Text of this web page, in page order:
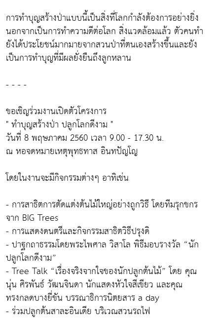
การทำบุญสร้างป่าแบบนี้เป็นสิ่งที่โลกกำลังต้องการอย่างยิ่ง
นอกจากเป็นการทำความดีต่อโลก สิ่งแวดล้อมแล้ว ตัวคนทำ
ยังได้ประโยชน์มากมายจากสวนป่าที่ตนเองสร้างขึ้นและยัง
เป็นการทำบุญที่มีผลยั่งยืนถึงลูกหลาน
- - - -
ขอเชิญร่วมงานเปิดตัวโครงการ
" ทำบุญสร้างป่า ปลูกโลกดีงาม "
วันที่ 8 พฤษภาคม 2560 เวลา 9.00 - 17.30 น.
ณ หอจดหมายเหตุพุทธทาส อินทปัญโญ
โดยในงานจะมีกิจกรรมต่างๆ อาทิเช่น
- การสาธิตการตัดแต่งต้นไม้ใหญ่อย่างถูกวิธี โดยทีมรุกขกร
จาก BIG Trees
- การแสดงดนตรีและกิจกรรมสาธิตวิธีปรุงดิ
- ปาฐกถาธรรมโดยพระไพศาล วิสาโล พิธีมอบรางวัล “นัก
ปลูกโลกดีงาม”
- Tree Talk “เรื่องจริงจากใจของนักปลูกต้นไม้” โดย คุณ
นุ่น ศิรพันธ์ วัฒนจินดา นักแสดงหัวใจสีเขียว และคุณ
ทรงกลดบางยี่ขัน บรรณาธิการนิตยสาร a day
- ร่วมปลูกต้นสาละอินเดีย บริเวณสวนรถไฟ